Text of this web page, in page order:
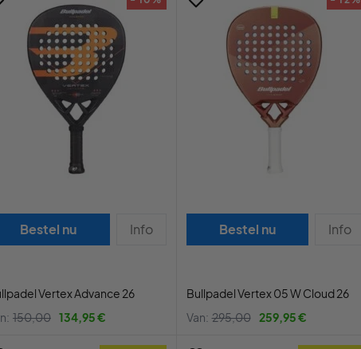
Bestel nu Info
Vertex Advance 26
150,00 134,95 €
Bestel nu Info
Bullpadel Vertex 05 W Cloud 26
Van: 295,00 259,95 €